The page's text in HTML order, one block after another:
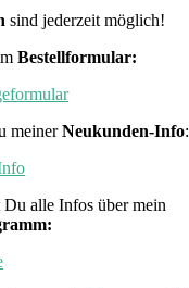
sind jederzeit möglich!
Bestellformular:
meinerNeukunden-Info:
alle Infos über mein